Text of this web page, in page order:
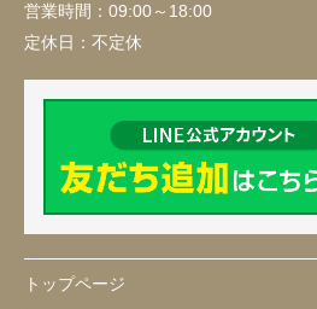
営業時間： 09:00～18:00
定休日： 不定休
トップページ